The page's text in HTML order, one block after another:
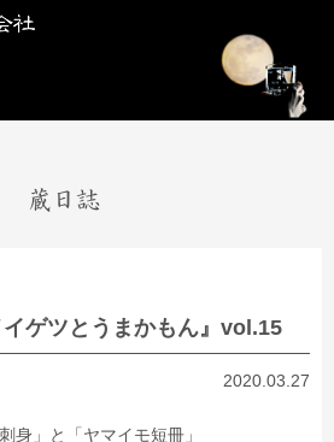
蔵日誌
ゲツとうまかもん』vol.15
2020.03.27
身」と「ヤマイモ短冊」